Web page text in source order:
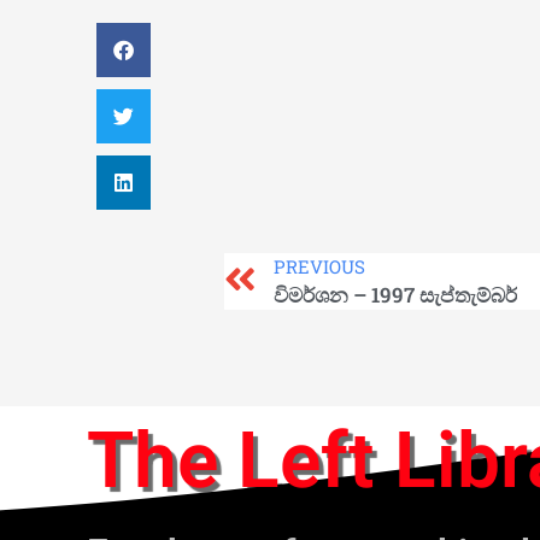
PREVIOUS
විමර්ශන – 1997 සැප්තැම්බර්
The Left